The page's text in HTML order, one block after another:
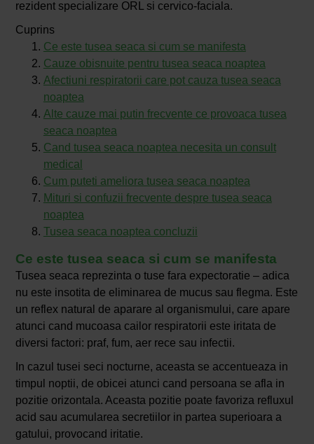
rezident specializare ORL si cervico-faciala.
Cuprins
Ce este tusea seaca si cum se manifesta
Cauze obisnuite pentru tusea seaca noaptea
Afectiuni respiratorii care pot cauza tusea seaca
noaptea
Alte cauze mai putin frecvente ce provoaca tusea
seaca noaptea
Cand tusea seaca noaptea necesita un consult
medical
Cum puteti ameliora tusea seaca noaptea
Mituri si confuzii frecvente despre tusea seaca
noaptea
Tusea seaca noaptea concluzii
Ce este tusea seaca si cum se manifesta
Tusea seaca reprezinta o tuse fara expectoratie – adica
nu este insotita de eliminarea de mucus sau flegma. Este
un reflex natural de aparare al organismului, care apare
atunci cand mucoasa cailor respiratorii este iritata de
diversi factori: praf, fum, aer rece sau infectii.
In cazul tusei seci nocturne, aceasta se accentueaza in
timpul noptii, de obicei atunci cand persoana se afla in
pozitie orizontala. Aceasta pozitie poate favoriza refluxul
acid sau acumularea secretiilor in partea superioara a
gatului, provocand iritatie.